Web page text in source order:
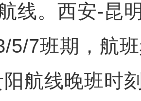
线。西安-昆
5/7班期，航
航线晚班时